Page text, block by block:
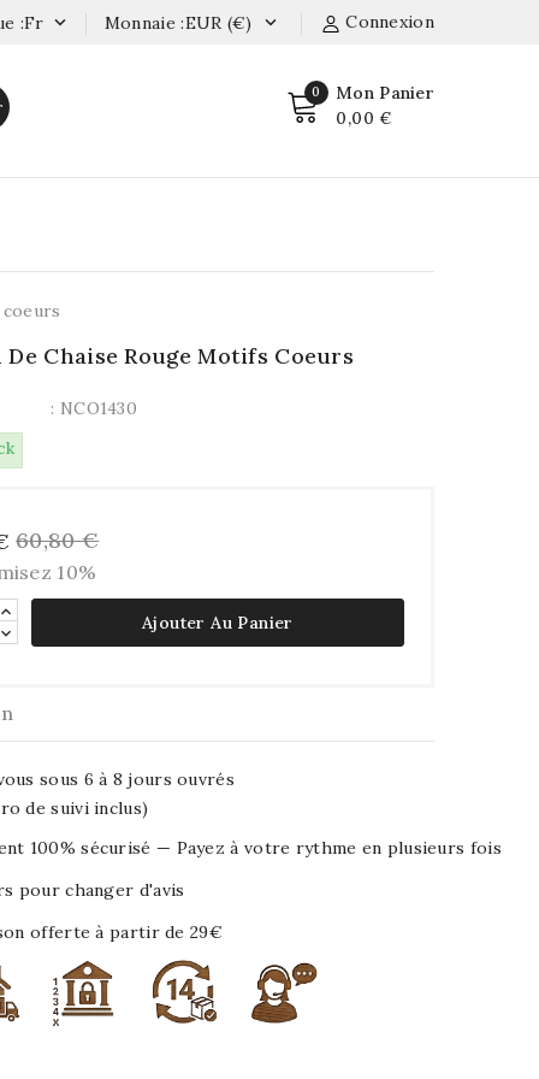
Connexion
Monnaie :EUR (€) 
:fr 
0 Mon Panier
0,00 €
De Chaise Rouge Motifs Coeurs
: NCO1430
60,80 €
10%
Ajouter Au Panier
sous 6 à 8 jours ouvrés
de suivi inclus)
100% sécurisé — Payez à votre rythme en plusieurs fois
pour changer d'avis
offerte à partir de 29€